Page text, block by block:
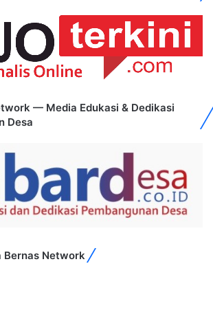
— Media Edukasi & Dedikasi
Desa
Bernas Network